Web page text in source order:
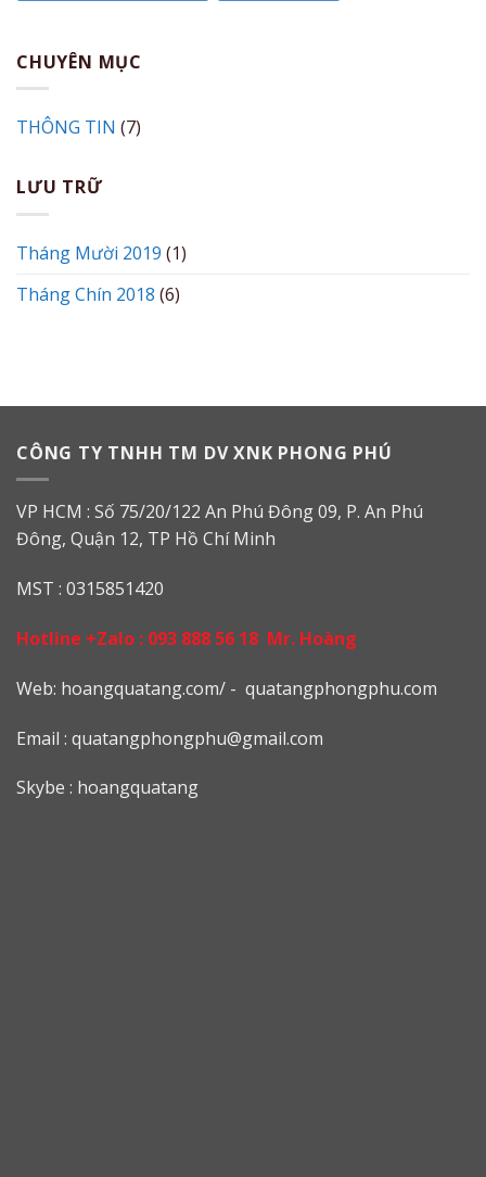
CHUYÊN MỤC
THÔNG TIN (7)
LƯU TRỮ
Tháng Mười 2019 (1)
Tháng Chín 2018 (6)
CÔNG TY TNHH TM DV XNK PHONG PHÚ
VP HCM : Số 75/20/122 An Phú Đông 09, P. An Phú
Đông, Quận 12, TP Hồ Chí Minh
MST : 0315851420
Hotline +Zalo : 093 888 56 18 Mr. Hoàng
Web: hoangquatang.com/ - quatangphongphu.com
Email : quatangphongphu@gmail.com
Skybe : hoangquatang